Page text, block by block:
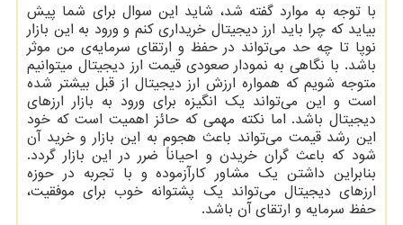
با توجه به موارد گفته شد، شاید این سوال برای شما پیش
بیاید که چرا باید ارز دیجیتال خریداری کنم و ورود به این بازار
نوپا تا چه حد می‌تواند در حفظ و ارتقای سرمایه‌ی من موثر
باشد. با نگاهی به نمودار صعودی قیمت ارز دیجیتال میتوانیم
متوجه شویم که همواره ارزش ارز دیجیتال از قبل بیشتر شده
است و این می‌تواند یک انگیزه برای ورود به بازار ارزهای
دیجیتال باشد. اما نکته مهمی ‌که حائز اهمیت است که خود
این رشد قیمت می‌تواند باعث هجوم به این بازار و خرید آن
شود که باعث گران خریدن و احیاناً ضرر در این بازار گردد.
بنابراین داشتن یک مشاور کارآزموده و با تجربه در حوزه
ارزهای دیجیتال می‌تواند یک پشتوانه خوب برای موفقیت،
حفظ سرمایه و ارتقای آن باشد.